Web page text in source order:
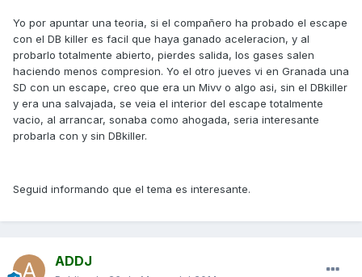
Yo por apuntar una teoria, si el compañero ha probado el escape
con el DB killer es facil que haya ganado aceleracion, y al
probarlo totalmente abierto, pierdes salida, los gases salen
haciendo menos compresion. Yo el otro jueves vi en Granada una
SD con un escape, creo que era un Mivv o algo asi, sin el DBkiller
y era una salvajada, se veia el interior del escape totalmente
vacio, al arrancar, sonaba como ahogada, seria interesante
probarla con y sin DBkiller.
Seguid informando que el tema es interesante.
ADDJ